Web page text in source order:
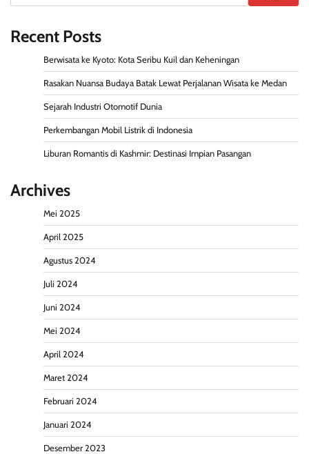
Recent Posts
Berwisata ke Kyoto: Kota Seribu Kuil dan Keheningan
Rasakan Nuansa Budaya Batak Lewat Perjalanan Wisata ke Medan
Sejarah Industri Otomotif Dunia
Perkembangan Mobil Listrik di Indonesia
Liburan Romantis di Kashmir: Destinasi Impian Pasangan
Archives
Mei 2025
April 2025
Agustus 2024
Juli 2024
Juni 2024
Mei 2024
April 2024
Maret 2024
Februari 2024
Januari 2024
Desember 2023